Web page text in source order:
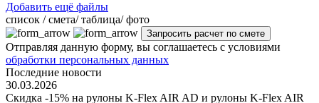
Добавить ещё файлы
cписок / смета/ таблица/ фото
Отправляя данную форму, вы соглашаетесь с условиями
обработки персональных данных
Последние новости
30.03.2026
Скидка -15% на рулоны K-Flex AIR AD и рулоны K-Flex AIR